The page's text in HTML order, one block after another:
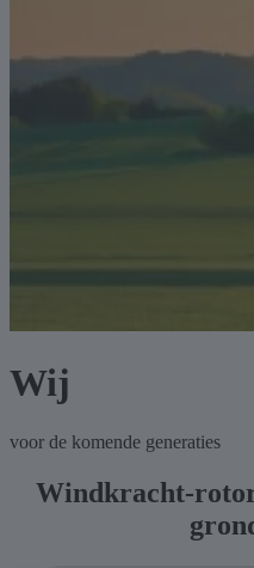
Wij
voor de komende generaties
Windkracht-